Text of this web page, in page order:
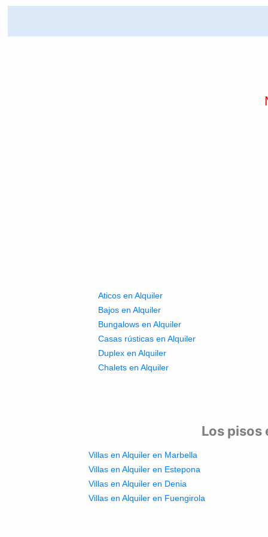
Aticos en Alquiler
Bajos en Alquiler
Bungalows en Alquiler
Casas rústicas en Alquiler
Duplex en Alquiler
Chalets en Alquiler
Los pisos
Villas en Alquiler en Marbella
Villas en Alquiler en Estepona
Villas en Alquiler en Denia
Villas en Alquiler en Fuengirola